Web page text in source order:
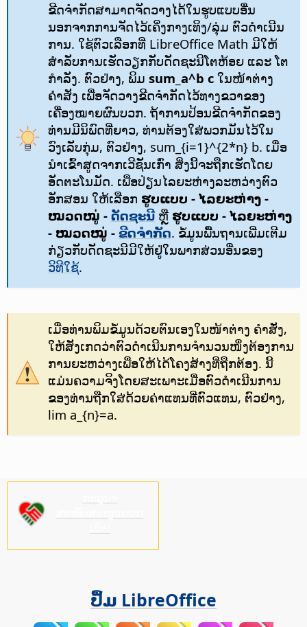
ຂີດຈຳກັດສາມາດຈັດວາງໄດ້ໃນຮູບແບບອື່ນ
ນອກຈາກການຈັດໄວ້ເຄິ່ງກາງເທິງ/ລຸ່ມ ຕົວດຳເນີນ
ການ. ໃຊ້ຕົວເລືອກທີ່ LibreOffice Math ມີໃຫ້
ສຳລັບການເຮັດວຽກກັບດັດຊະນີໂຕຫ້ອຍ ແລະ ໂຕ
ກຳລັງ. ຕົວຢ່າງ, ພິມ sum_a^b cໃນໜ້າຕ່າງ
ຄຳສັ່ງ ເພື່ອຈັດວາງຂີດຈຳກັດໄວ້ທາງຂວາຂອງ
ເຄື່ອງໝາຍຜົນບວກ. ຖ້າການປ້ອນຂີດຈຳກັດຂອງ
ທ່ານມີນິພົດທີ່ຍາວ, ທ່ານຕ້ອງໃສ່ພວກມັນໄວ້ໃນ
ວົງເລັບກຸ່ມ, ຕົວຢ່າງ, sum_{i=1}^{2*n} b. ເມື່ອ
ນຳເຂົ້າສູດຈາກເວີຊັນເກົ່າ ສິ່ງນີ້ຈະຖືກເຮັດໂດຍ
ອັດຕະໂນມັດ. ເພື່ອປ່ຽນໄລຍະຫ່າງລະຫວ່າງຕົວ
ອັກສອນ ໃຫ້ເລືອກ ຮູບແບບ - ໄລຍະຫ່າງ -
ໝວດໝູ່ - ດັດຊະນີຫຼື ຮູບແບບ - ໄລຍະຫ່າງ
- ໝວດໝູ່ - ຂີດຈຳກັດ. ຂໍ້ມູນພື້ນຖານເພີ່ມເຕີມ
ກ່ຽວກັບດັດຊະນີມີໃຫ້ຢູ່ໃນພາກສ່ວນອື່ນຂອງ
ວິທີໃຊ້.
ເມື່ອທ່ານພິມຂໍ້ມູນດ້ວຍຕົນເອງໃນໜ້າຕ່າງ ຄຳສັ່ງ,
ໃຫ້ສັງເກດວ່າຕົວດຳເນີນການຈຳນວນໜຶ່ງຕ້ອງການ
ການຍະຫວ່າງເພື່ອໃຫ້ໄດ້ໂຄງສ້າງທີ່ຖືກຕ້ອງ. ນີ້
ແມ່ນຄວາມຈິງໂດຍສະເພາະເມື່ອຕົວດຳເນີນການ
ຂອງທ່ານຖືກໃສ່ດ້ວຍຄ່າແທນທີ່ຕົວແທນ, ຕົວຢ່າງ,
lim a_{n}=a.
ປຶ້ມ LibreOffice